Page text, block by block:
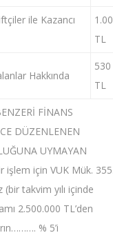
ile Kazancı
TL
Hakkında
530
TL
FİNANS
DÜZENLENEN
UYMAYAN
işlem için VUK Mük.
takvim yılı içinde
2.500.000 TL’den
% 5’i